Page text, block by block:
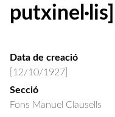
putxinel·lis]
Data de creació
[12/10/1927]
Secció
Fons Manuel Clausells